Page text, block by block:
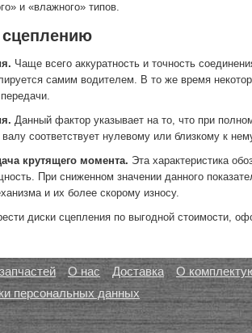
и «влажного» типов.
сцеплению
Чаще всего аккуратность и точность
самим водителем. В то же время
Данный фактор указывает на то, что при
соответствует нулевому или близкому к
крутящего момента. Эта характеристика
При сниженном значении данного
и их более скорому износу.
диски сцепления по выгодной стоимости,
О нас Доставка
О
персональных данных